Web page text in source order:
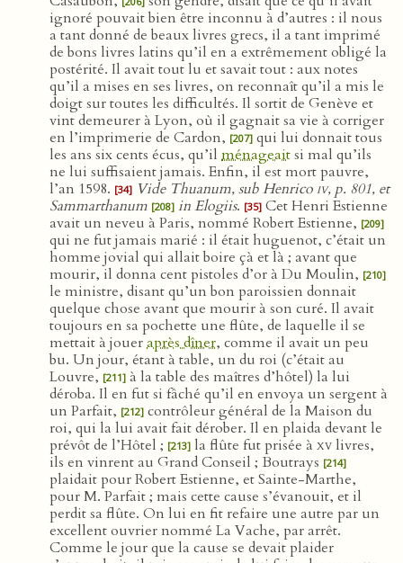
ignoré pouvait bien être inconnu à d’autres : il nous
a tant donné de beaux livres grecs, il a tant imprimé
de bons livres latins qu’il en a extrêmement obligé la
postérité. Il avait tout lu et savait tout : aux notes
qu’il a mises en ses livres, on reconnaît qu’il a mis le
doigt sur toutes les difficultés. Il sortit de Genève et
vint demeurer à Lyon, où il gagnait sa vie à corriger
en l’imprimerie de Cardon, [207] qui lui donnait tous
les ans six cents écus, qu’il ménageaitsi mal qu’ils
ne lui suffisaient jamais. Enfin, il est mort pauvre,
l’an 1598. [34] Vide Thuanum, sub Henrico iv, p. 801, et
Sammarthanum [208] in Elogiis. [35] Cet Henri Estienne
avait un neveu à Paris, nommé Robert Estienne, [209]
qui ne fut jamais marié : il était huguenot, c’était un
homme jovial qui allait boire çà et là ; avant que
mourir, il donna cent pistoles d’or à Du Moulin, [210]
le ministre, disant qu’un bon paroissien donnait
quelque chose avant que mourir à son curé. Il avait
toujours en sa pochette une flûte, de laquelle il se
mettait à joueraprès dîner, comme il avait un peu
bu. Un jour, étant à table, un du roi (c’était au
Louvre, [211] à la table des maîtres d’hôtel) la lui
déroba. Il en fut si fâché qu’il en envoya un sergent à
un Parfait, [212] contrôleur général de la Maison du
roi, qui la lui avait fait dérober. Il en plaida devant le
prévôt de l’Hôtel ; [213] la flûte fut prisée à xvlivres,
ils en vinrent au Grand Conseil ; Boutrays [214]
plaidait pour Robert Estienne, et Sainte-Marthe,
pour M. Parfait ; mais cette cause s’évanouit, et il
perdit sa flûte. On lui en fit refaire une autre par un
excellent ouvrier nommé La Vache, par arrêt.
Comme le jour que la cause se devait plaider